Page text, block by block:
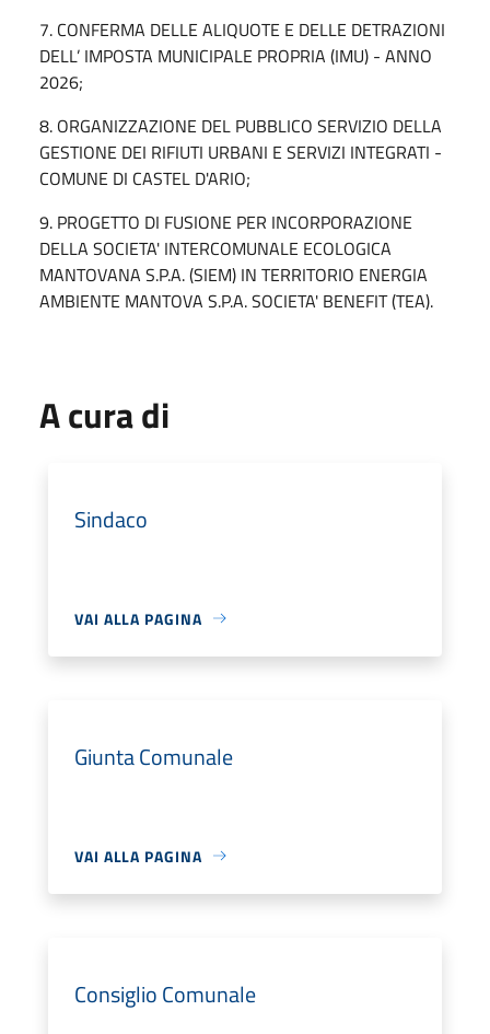
7. CONFERMA DELLE ALIQUOTE E DELLE DETRAZIONI
DELL’ IMPOSTA MUNICIPALE PROPRIA (IMU) - ANNO
2026;
8. ORGANIZZAZIONE DEL PUBBLICO SERVIZIO DELLA
GESTIONE DEI RIFIUTI URBANI E SERVIZI INTEGRATI -
COMUNE DI CASTEL D'ARIO;
9. PROGETTO DI FUSIONE PER INCORPORAZIONE
DELLA SOCIETA' INTERCOMUNALE ECOLOGICA
MANTOVANA S.P.A. (SIEM) IN TERRITORIO ENERGIA
AMBIENTE MANTOVA S.P.A. SOCIETA' BENEFIT (TEA).
A cura di
Sindaco
VAI ALLA PAGINA
Giunta Comunale
VAI ALLA PAGINA
Consiglio Comunale